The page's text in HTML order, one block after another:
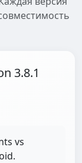
3.8.1
vs